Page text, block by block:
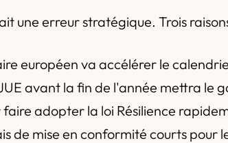
une erreur stratégique. Trois
européen va accélérer le
avant la fin de l'année mettra le
faire adopter la loi Résilience
de mise en conformité courts pour